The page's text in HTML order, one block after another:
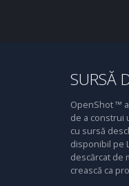
SURSĂ
OpenShot ™
de a construi
cu sursă
disponibil pe
descărcat de
crească ca